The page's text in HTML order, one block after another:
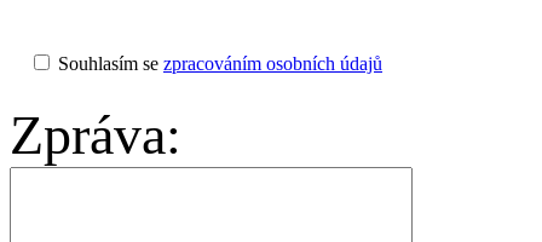
Souhlasím se zpracováním osobních údajů
Zpráva: